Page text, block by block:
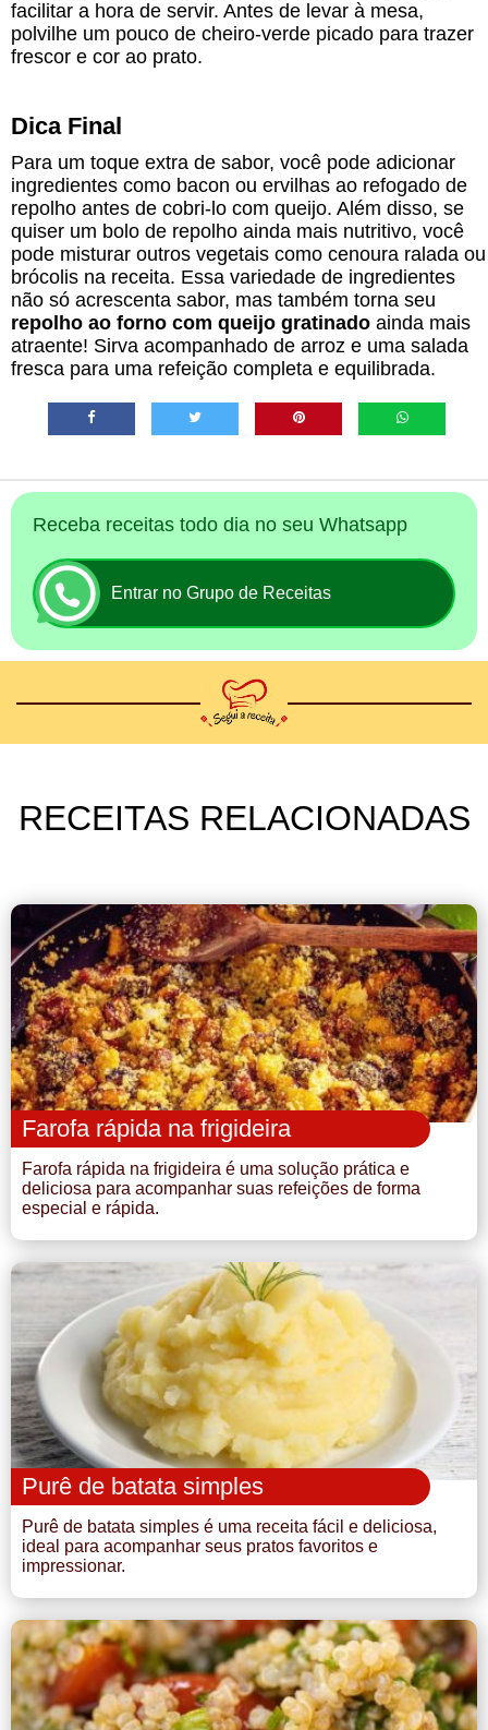
facilitar a hora de servir. Antes de levar à mesa,
polvilhe um pouco de cheiro-verde picado para trazer
frescor e cor ao prato.
Dica Final
Para um toque extra de sabor, você pode adicionar
ingredientes como bacon ou ervilhas ao refogado de
repolho antes de cobri-lo com queijo. Além disso, se
quiser um bolo de repolho ainda mais nutritivo, você
pode misturar outros vegetais como cenoura ralada ou
brócolis na receita. Essa variedade de ingredientes
não só acrescenta sabor, mas também torna seu
repolho ao forno com queijo gratinado ainda mais
atraente! Sirva acompanhado de arroz e uma salada
fresca para uma refeição completa e equilibrada.
Receba receitas todo dia no seu Whatsapp
Entrar no Grupo de Receitas
RECEITAS RELACIONADAS
Farofa rápida na frigideira
Farofa rápida na frigideira é uma solução prática e
deliciosa para acompanhar suas refeições de forma
especial e rápida.
Purê de batata simples
Purê de batata simples é uma receita fácil e deliciosa,
ideal para acompanhar seus pratos favoritos e
impressionar.